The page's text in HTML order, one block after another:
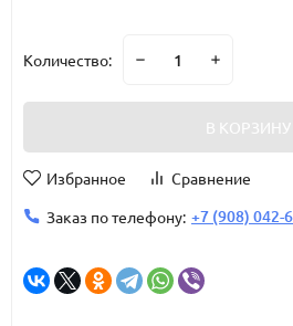
Количество:
В КОРЗИНУ
Избранное
Сравнение
Заказ по телефону: +7 (908) 042-